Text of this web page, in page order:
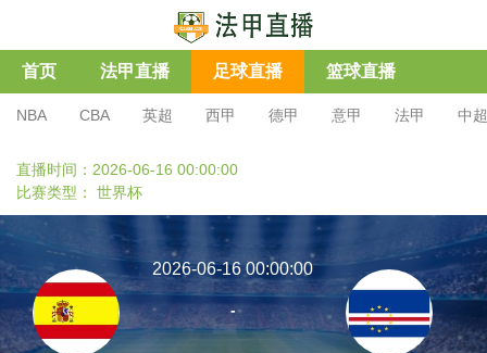
首页 法甲直播 足球直播 篮球直播
NBA CBA 英超 西甲 德甲 意甲 法甲 中超
直播时间：2026-06-16 00:00:00
比赛类型： 世界杯
2026-06-16 00:00:00
-